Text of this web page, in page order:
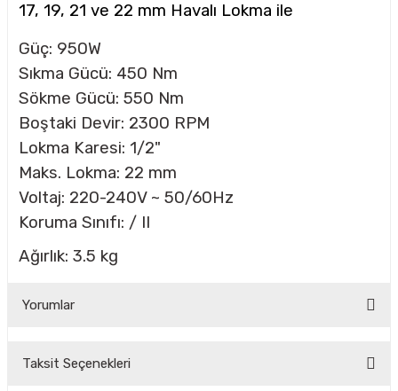
17, 19, 21 ve 22 mm Havalı Lokma ile
Güç: 950W
Sıkma Gücü: 450 Nm
Sökme Gücü: 550 Nm
Boştaki Devir: 2300 RPM
Lokma Karesi: 1/2"
Maks. Lokma: 22 mm
Voltaj: 220-240V ~ 50/60Hz
Koruma Sınıfı: / II
Ağırlık: 3.5 kg
Yorumlar
Taksit Seçenekleri